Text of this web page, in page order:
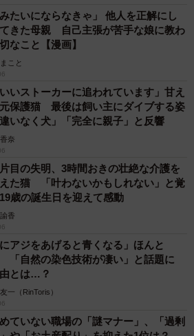
みたいにならなきゃ」 他人を正解にし
きた母親 自己主張が苦手な娘に教わ
なこと【漫画】
こと
いいストーカーに追われています」甘え
保護猫 最後は飼い主にダイブする姿
いなく犬」「完全に親子」と反響
奈
目の失明、3時間おきの壮絶な介護を
た猫 「叶わないかもしれない」と覚
歳の誕生日を迎えて感動
香
にアジをあげると青くなる」ほんと
「自然の染色技術が凄い」と話題に
とは…？
一（RinToris）
ていない職場の「謎マナー」、「過剰